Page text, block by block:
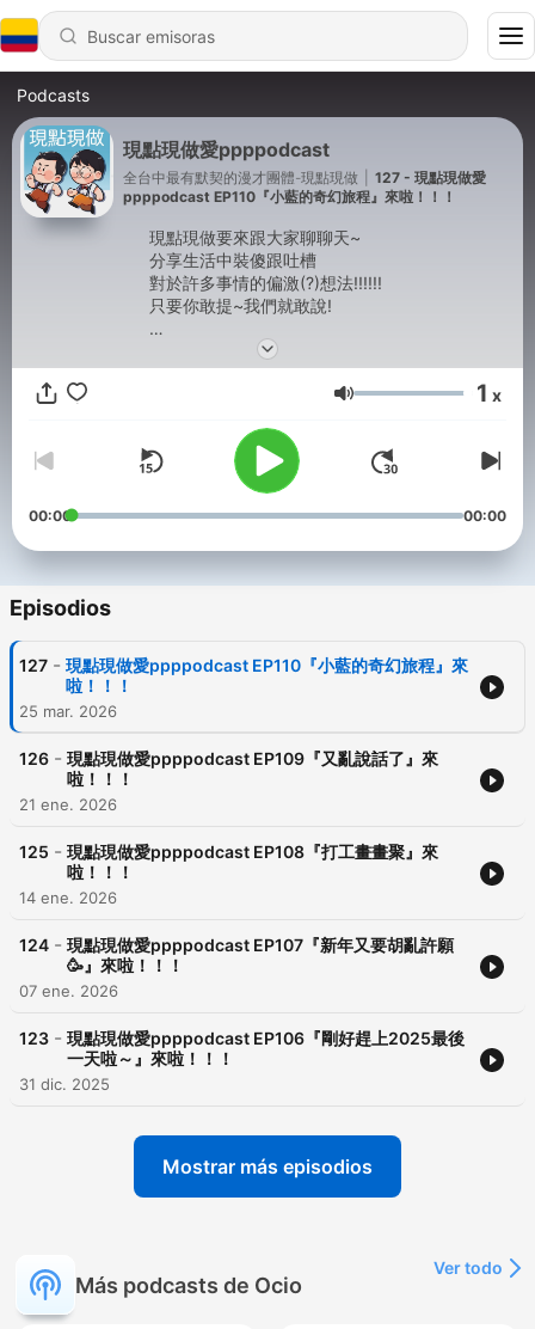
Podcasts
現點現做愛ppppodcast
全台中最有默契的漫才團體-現點現做
127 - 現點現做愛
ppppodcast EP110『小藍的奇幻旅程』來啦！！！
現點現做要來跟大家聊聊天~
分享生活中裝傻跟吐槽
對於許多事情的偏激(?)想法!!!!!!
只要你敢提~我們就敢說!
Firstory Hosting
Volumen 1 x
00:00 00:00
Episodios
127 - 現點現做愛ppppodcast EP110『小藍的奇幻旅程』來
啦！！！
25 mar. 2026
126 - 現點現做愛ppppodcast EP109『又亂說話了』來
啦！！！
21 ene. 2026
125 - 現點現做愛ppppodcast EP108『打工畫畫聚』來
啦！！！
14 ene. 2026
124 - 現點現做愛ppppodcast EP107『新年又要胡亂許願
🥳』來啦！！！
07 ene. 2026
123 - 現點現做愛ppppodcast EP106『剛好趕上2025最後
一天啦～』來啦！！！
31 dic. 2025
Mostrar más episodios
Más podcasts de Ocio
Ver todo